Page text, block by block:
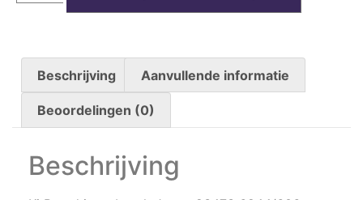
Beschrijving Aanvullende informatie
Beoordelingen (0)
Beschrijving